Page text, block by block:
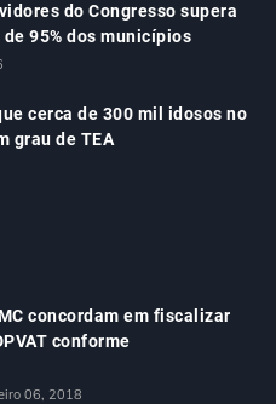
do Congresso supera
95% dos municípios
cerca de 300 mil idosos no
grau de TEA
concordam em fiscalizar
conforme
06, 2018